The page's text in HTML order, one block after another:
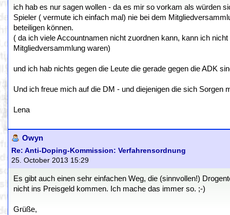
ich hab es nur sagen wollen - da es mir so vorkam als würden
Spieler ( vermute ich einfach mal) nie bei dem
beteiligen können.
( da ich viele Accountnamen nicht zuordnen kann, kann ich
Mitgliedversammlung waren)
und ich hab nichts gegen die Leute die gerade gegen die ADK
Und ich freue mich auf die DM - und diejenigen die sich
Lena
Owyn
Re: Anti-Doping-Kommission: Verfahrensordnung
25. October 2013 15:29
Es gibt auch einen sehr einfachen Weg, die (sinnvollen!)
nicht ins Preisgeld kommen. Ich mache das immer so. ;-)
Grüße,